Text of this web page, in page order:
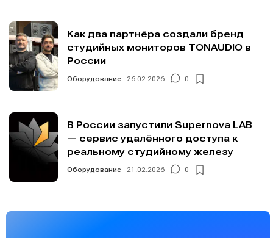
Как два партнёра создали бренд
студийных мониторов TONAUDIO в
России
Оборудование 26.02.2026 0
В России запустили Supernova LAB
— сервис удалённого доступа к
реальному студийному железу
Оборудование 21.02.2026 0